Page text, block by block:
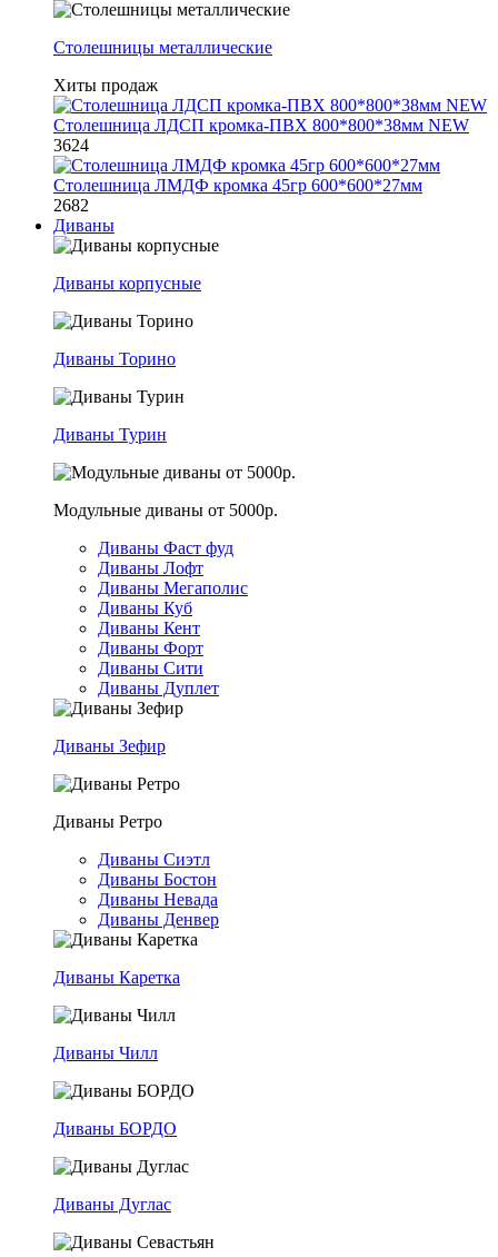
Столешницы металлические
Хиты продаж
Столешница ЛДСП кромка-ПВХ 800*800*38мм NEW
3624
Столешница ЛМДФ кромка 45гр 600*600*27мм
2682
Диваны
Диваны корпусные
Диваны Торино
Диваны Турин
Модульные диваны от 5000р.
Диваны Фаст фуд
Диваны Лофт
Диваны Мегаполис
Диваны Куб
Диваны Кент
Диваны Форт
Диваны Сити
Диваны Дуплет
Диваны Зефир
Диваны Ретро
Диваны Сиэтл
Диваны Бостон
Диваны Невада
Диваны Денвер
Диваны Каретка
Диваны Чилл
Диваны БОРДО
Диваны Дуглас